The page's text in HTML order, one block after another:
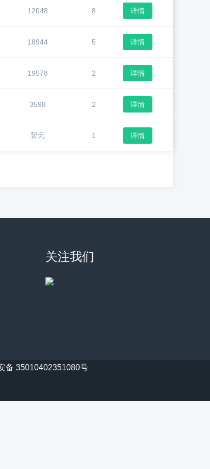
12048 8 详情
18944 5 详情
19578 2 详情
3598 2 详情
暂无 1 详情
关注我们
备 35010402351080号